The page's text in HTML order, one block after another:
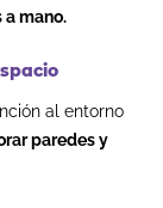
mano.
al entorno
paredes y